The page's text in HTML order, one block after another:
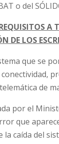
o del
A
DE LOS
que se
de
por el
que
la caída del